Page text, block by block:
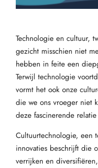
Technologie en cultuur,
gezicht misschien niet
hebben in feite een
Terwijl technologie
vormt het ook onze
die we ons vroeger niet
deze fascinerende
Cultuurtechnologie, een
innovaties beschrijft die
verrijken en